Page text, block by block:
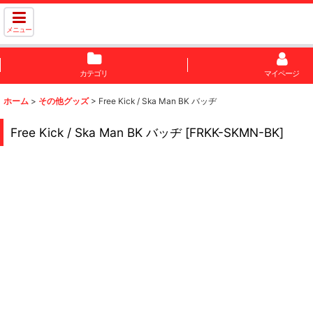
メニュー
カテゴリ マイページ
ホーム > その他グッズ > Free Kick / Ska Man BK バッヂ
Free Kick / Ska Man BK バッヂ [FRKK-SKMN-BK]